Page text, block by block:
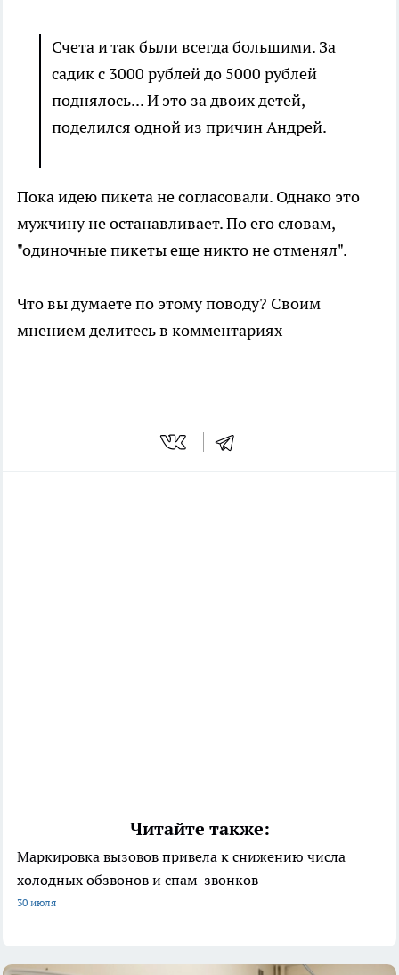
Счета и так были всегда большими. За
садик с 3000 рублей до 5000 рублей
поднялось... И это за двоих детей, -
поделился одной из причин Андрей.
Пока идею пикета не согласовали. Однако это
мужчину не останавливает. По его словам,
"одиночные пикеты еще никто не отменял".
Что вы думаете по этому поводу? Своим
мнением делитесь в комментариях
Читайте также:
Маркировка вызовов привела к снижению числа
холодных обзвонов и спам-звонков
30 июля